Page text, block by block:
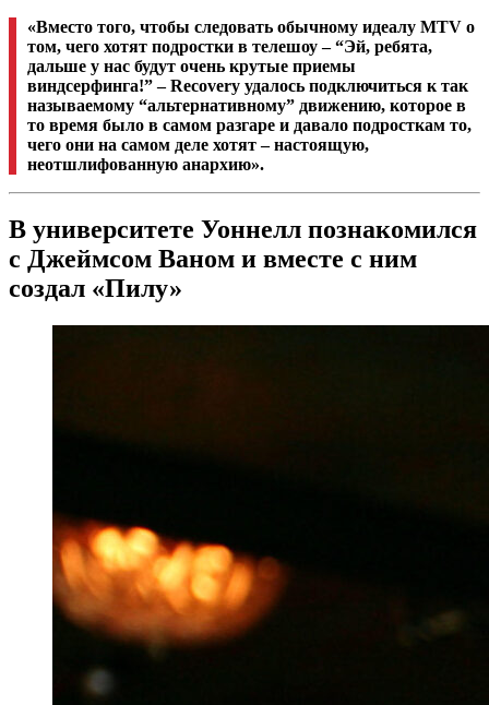
«Вместо того, чтобы следовать обычному идеалу MTV о
том, чего хотят подростки в телешоу – “Эй, ребята,
дальше у нас будут очень крутые приемы
виндсерфинга!” – Recovery удалось подключиться к так
называемому “альтернативному” движению, которое в
то время было в самом разгаре и давало подросткам то,
чего они на самом деле хотят – настоящую,
неотшлифованную анархию».
В университете Уоннелл познакомился
с Джеймсом Ваном и вместе с ним
создал «Пилу»